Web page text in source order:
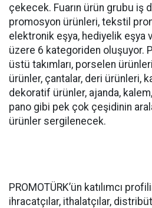
çekecek. Fuarın ürün grubu iş
promosyon ürünleri, tekstil
elektronik eşya, hediyelik eşya
üzere 6 kategoriden oluşuyor.
üstü takımları, porselen
ürünler, çantalar, deri ürünleri,
dekoratif ürünler, ajanda,
pano gibi pek çok çeşidinin
ürünler sergilenecek.
PROMOTÜRK’ün katılımcı
ihracatçılar, ithalatçılar,